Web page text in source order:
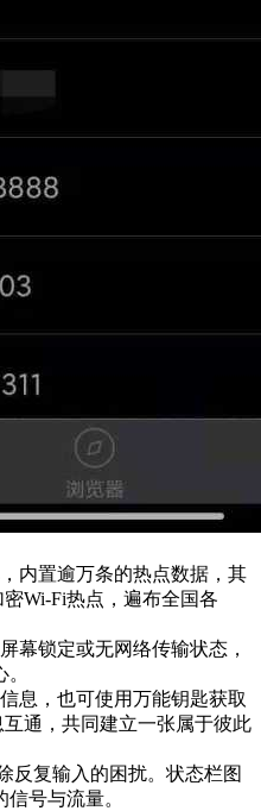
内置逾万条的热点数据，其
Wi-Fi热点，遍布全国各
幕锁定或无网络传输状态，
息，也可使用万能钥匙获取
通，共同建立一张属于彼此
反复输入的困扰。状态栏图
号与流量。